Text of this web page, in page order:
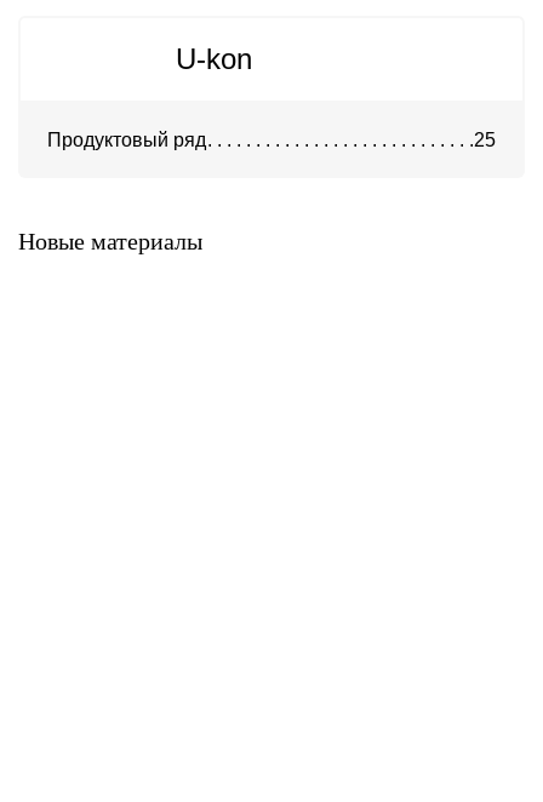
U-kon
Продуктовый ряд 25
Новые материалы